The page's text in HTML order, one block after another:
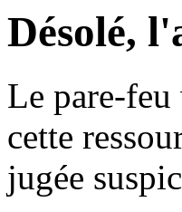
Désolé,
Le pare-feu
cette
jugée